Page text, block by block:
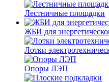
Лестничные площадки
ЖБИ для
Лотки
Опоры ЛЭП